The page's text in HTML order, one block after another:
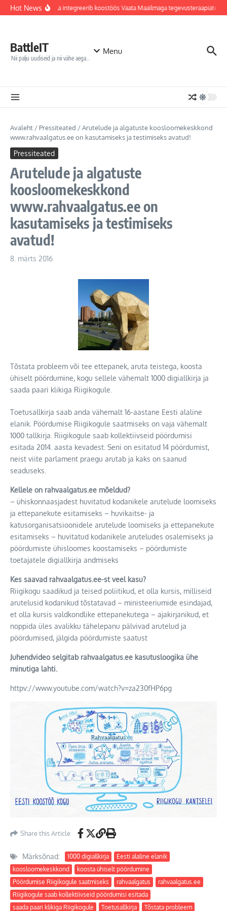
Sisu juurde
Hot NewsJõhvi haigla integreerib koostöös Vaata Maailmaga
BattleIT
Nii palju uudiseid ja nii vähe aega…
Menu
Avaleht / Pressiteated /Arutelude ja algatuste koosloomekeskkond
www.rahvaalgatus.ee on kasutamiseks ja testimiseks avatud!
Pressiteated
Arutelude ja algatuste
koosloomekeskkond
www.rahvaalgatus.ee on
kasutamiseks ja testimiseks
avatud!
8. märts 2016
Tõstata probleem või tee ettepanek, aruta teistega, koosta
ühiselt pöördumine, kogu sellele vähemalt 1000 digiallkirja ja
saada paari klikiga Riigikogule.
Toetusallkirja saab anda vähemalt 16-aastane Eesti alaline
elanik. Pöördumise Riigikogule saatmiseks on vaja vähemalt
1000 tallkirja. Riigikogule saab kollektiivseid pöördumisi
esitada 2014. aasta kevadest. Seni on esitatud 14 pöördumist,
neist viite parlament praegu arutab ja kaks on saanud
seaduseks.
Kellele on rahvaalgatus.ee mõeldud?
– ühiskonnaasjadest huvitatud kodanikele arutelude loomiseks
ja ettepanekute esitamiseks – huvikaitse- ja
katusorganisatsioonidele arutelude loomiseks ja ettepanekute
esitamiseks – huvitatud kodanikele aruteludes osalemiseks ja
pöördumiste ühisloomes koostamiseks – pöördumiste
toetajatele digiallkirja andmiseks
Kes saavad rahvaalgatus.ee-st veel kasu?
Riigikogu saadikud ja teised poliitikud, et olla kursis, milliseid
arutelusid kodanikud tõstatavad – ministeeriumide esindajad,
et olla kursis valdkondlike ettepanekutega – ajakirjanikud, et
noppida üles avalikku tähelepanu pälvivad arutelud ja
pöördumised, jälgida pöördumiste saatust
Juhendvideo selgitab rahvaalgatus.ee kasutusloogika ühe
minutiga lahti.
httpv://www.youtube.com/watch?v=za230fHP6pg
Share this Article
Märksõnad: 1000 digiallkirja
Eesti alaline elanik
koosloomekeskkond
koosta ühiselt pöördumine
Pöördumise Riigikogule saatmiseks
rahvaalgatus
rahvaalgatus.ee
Riigikogule saab kollektiivseid pöördumisi esitada
saada paari klikiga Riigikogule
Toetusallkirja Tõstata probleem